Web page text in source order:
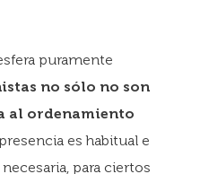
puramente
no sólo no son
al ordenamiento
es habitual e
para ciertos